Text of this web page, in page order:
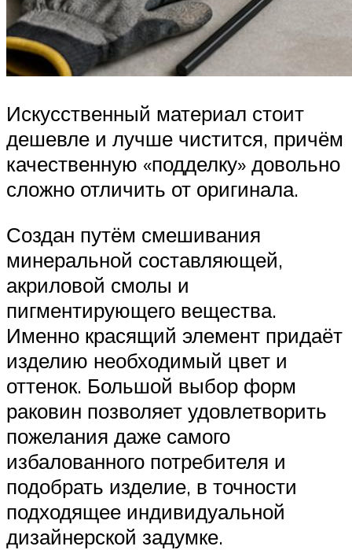
Искусственный материал стоит
дешевле и лучше чистится, причём
качественную «подделку» довольно
сложно отличить от оригинала.
Создан путём смешивания
минеральной составляющей,
акриловой смолы и
пигментирующего вещества.
Именно красящий элемент придаёт
изделию необходимый цвет и
оттенок. Большой выбор форм
раковин позволяет удовлетворить
пожелания даже самого
избалованного потребителя и
подобрать изделие, в точности
подходящее индивидуальной
дизайнерской задумке.